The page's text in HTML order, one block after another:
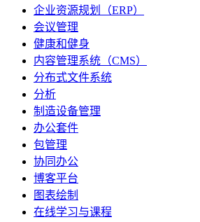
企业资源规划（ERP）
会议管理
健康和健身
内容管理系统（CMS）
分布式文件系统
分析
制造设备管理
办公套件
包管理
协同办公
博客平台
图表绘制
在线学习与课程